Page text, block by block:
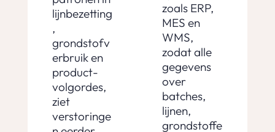
lijnbezetting
,
grondstofv
erbruik en
product-
volgordes,
ziet
verstoringe
zoals ERP,
MES en
WMS,
zodat alle
gegevens
over
batches,
lijnen,
grondstoffe